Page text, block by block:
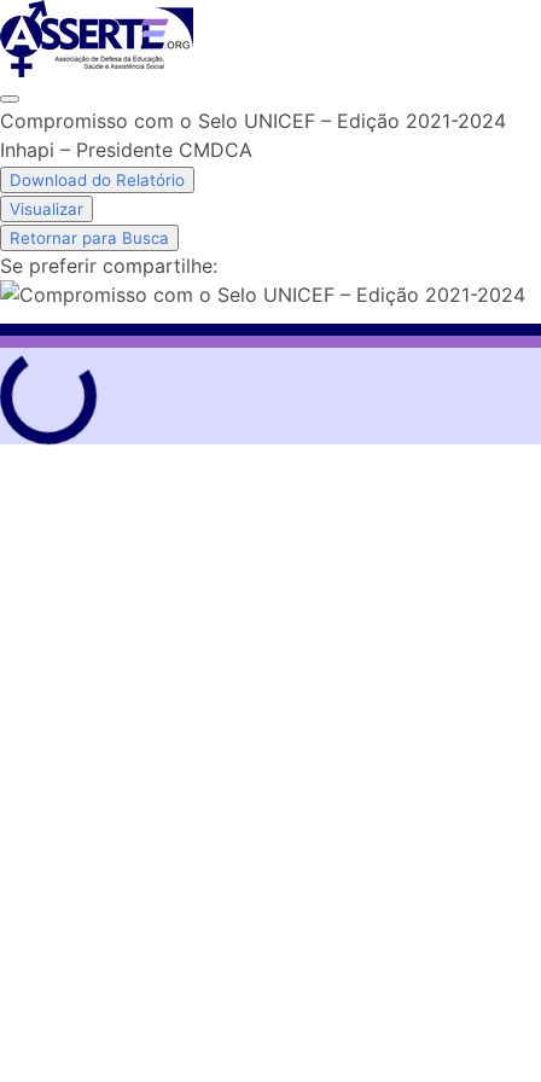
Skip
to
content
Compromisso com o Selo UNICEF – Edição 2021-2024
Inhapi – Presidente CMDCA
Download do Relatório
Visualizar
Retornar para Busca
Se preferir compartilhe: